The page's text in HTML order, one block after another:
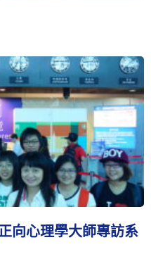
向心理學大師專訪系